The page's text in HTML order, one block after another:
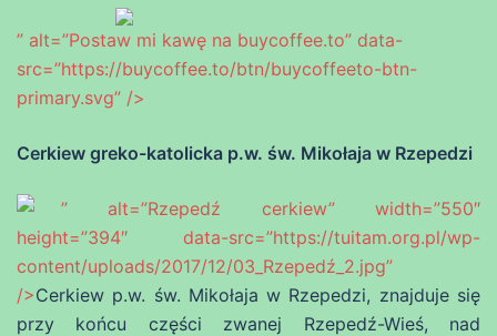
” alt=”Postaw mi kawę na buycoffee.to” data-
src=”https://buycoffee.to/btn/buycoffeeto-btn-
primary.svg” />
Cerkiew greko-katolicka p.w. św. Mikołaja w Rzepedzi
” alt=”Rzepedź cerkiew” width=”550″
height=”394″ data-src=”https://tuitam.org.pl/wp-
content/uploads/2017/12/03_Rzepedź_2.jpg”
/>Cerkiew p.w. św. Mikołaja w Rzepedzi, znajduje się
przy końcu części zwanej Rzepedź-Wieś, nad